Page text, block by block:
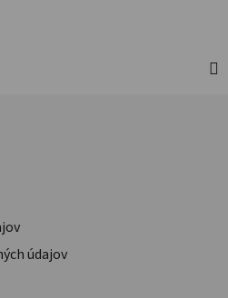
údajov